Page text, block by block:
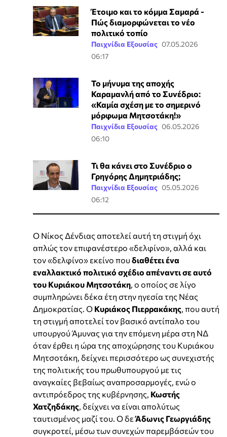
Έτοιμο και το κόμμα Σαμαρά -
Πώς διαμορφώνεται το νέο
πολιτικό τοπίο
Παιχνίδια Εξουσίας 07.05.2026
06:17
Το μήνυμα της αποχής
Καραμανλή από το Συνέδριο:
«Καμία σχέση με το σημερινό
μόρφωμα Μητσοτάκη!»
Παιχνίδια Εξουσίας 06.05.2026
06:10
Τι θα κάνει στο Συνέδριο ο
Γρηγόρης Δημητριάδης;
Παιχνίδια Εξουσίας 05.05.2026
06:12
Ο Νίκος Δένδιας αποτελεί αυτή τη στιγμή όχι
απλώς τον επιφανέστερο «δελφίνο», αλλά και
τον «δελφίνο» εκείνο πουδιαθέτει ένα
εναλλακτικό πολιτικό σχέδιο απέναντι σε αυτό
του Κυριάκου Μητσοτάκη, ο οποίος σε λίγο
συμπληρώνει δέκα έτη στην ηγεσία της Νέας
Δημοκρατίας. Ο Κυριάκος Πιερρακάκης, που αυτή
τη στιγμή αποτελεί τον βασικό αντίπαλο του
υπουργού Άμυνας για την επόμενη μέρα στη ΝΔ
όταν έρθει η ώρα της αποχώρησης του Κυριάκου
Μητσοτάκη, δείχνει περισσότερο ως συνεχιστής
της πολιτικής του πρωθυπουργού με τις
αναγκαίες βεβαίως αναπροσαρμογές, ενώ ο
αντιπρόεδρος της κυβέρνησης, Κωστής
Χατζηδάκης, δείχνει να είναι απολύτως
ταυτισμένος μαζί του. Ο δεΆδωνις Γεωργιάδης
συγκροτεί, μέσω των συνεχών παρεμβάσεών του